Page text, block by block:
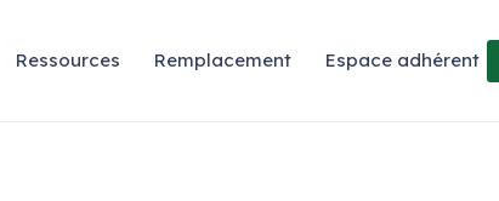
Ressources Remplacement Espace adhérent